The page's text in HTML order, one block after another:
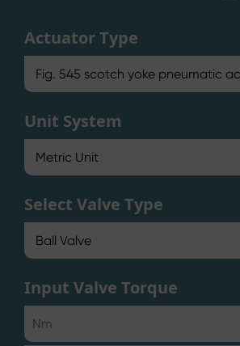
Actuator Type
Unit System
Select Valve Type
Input Valve Torque